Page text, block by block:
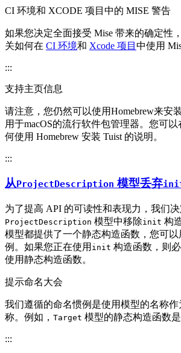
CI 环境和 XCODE 项目中的 MISE 警告
如果您决定全面接受 Mise 带来的确定性
关如何在 CI 环境和 Xcode 项目 中使用
:::
支持主页信息
请注意，您仍然可以使用Homebrew来安
用于macOS的流行软件包管理器。您可以
何使用 Homebrew 安装 Tuist 的说明。
:::
从ProjectDescription 模型丢弃
为了提高 API 的可读性和表现力，我们决
ProjectDescription 模型中移除init 构
模型都提供了一个静态构造函数，您可
例。如果您正在使用 init 构造函数，则
使用静态构造函数。
提示命名大会
我们遵循的命名惯例是使用模型的名称
称。例如， Target 模型的静态构造函数是
:::